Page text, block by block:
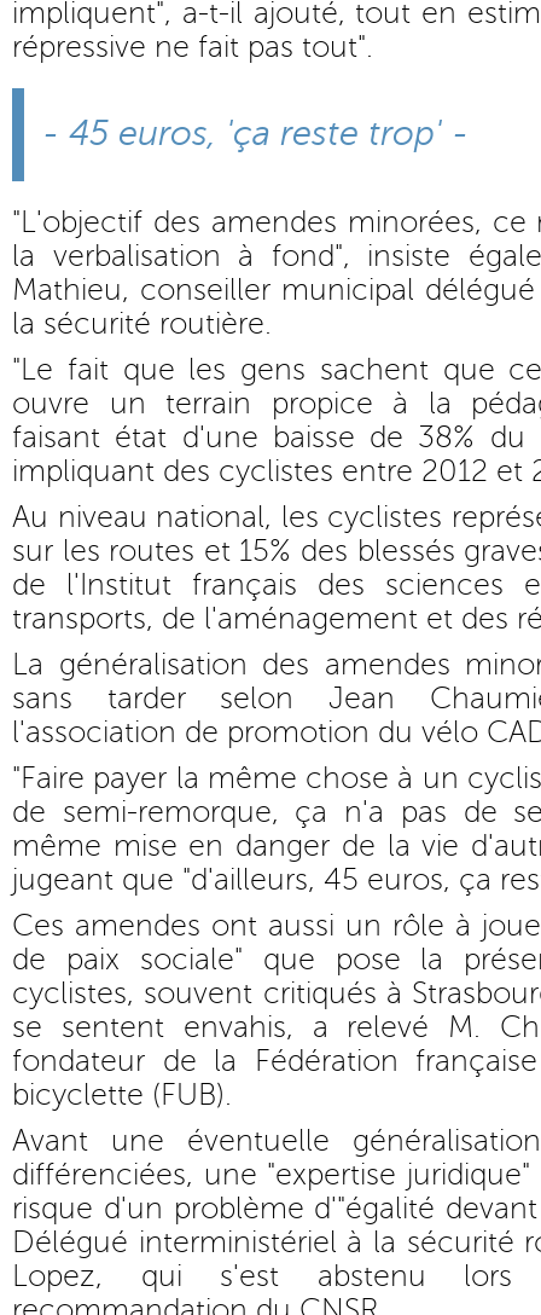
impliquent", a-t-il ajouté, tout en
répressive ne fait pas tout".
- 45 euros, 'ça reste trop' -
"L'objectif des amendes minorées, ce
la verbalisation à fond", insiste
Mathieu, conseiller municipal
la sécurité routière.
"Le fait que les gens sachent que
ouvre un terrain propice à la
faisant état d'une baisse de 38% du
impliquant des cyclistes entre 2012 et
Au niveau national, les cyclistes
sur les routes et 15% des blessés
de l'Institut français des sciences
transports, de l'aménagement et des
La généralisation des amendes
sans tarder selon Jean
l'association de promotion du vélo
"Faire payer la même chose à un
de semi-remorque, ça n'a pas de
même mise en danger de la vie
jugeant que "d'ailleurs, 45 euros, ça
Ces amendes ont aussi un rôle à
de paix sociale" que pose la
cyclistes, souvent critiqués à
se sentent envahis, a relevé M.
fondateur de la Fédération
bicyclette (FUB).
Avant une éventuelle
différenciées, une "expertise
risque d'un problème d'"égalité
Délégué interministériel à la sécurité
Lopez, qui s'est abstenu